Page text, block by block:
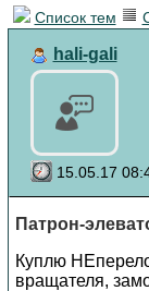
Список тем
hali-gali
15.05.17
Патрон-
Куплю
вращателя,